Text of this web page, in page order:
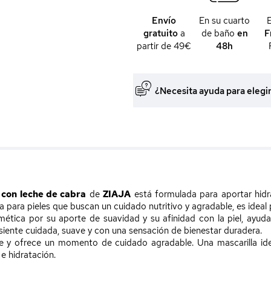
Envío
gratuitoa
partir de 49€
En su cuarto
de baño en
48h
¿Necesita ayuda para
leche de cabra deZIAJA está formulada para aportar
pieles que buscan un cuidado nutritivo y agradable, es ideal
por su aporte de suavidad y su afinidad con la piel,
cuidada, suave y con una sensación de bienestar duradera.
ofrece un momento de cuidado agradable. Una mascarilla
hidratación.